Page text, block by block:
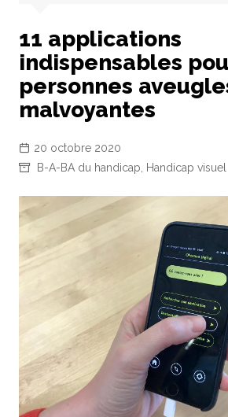
11 applications
indispensables
personnes
malvoyantes
20 octobre 2020
B-A-BA du handicap
Handicap visuel